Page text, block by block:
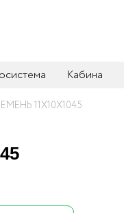
Кабина
11Х10Х1045